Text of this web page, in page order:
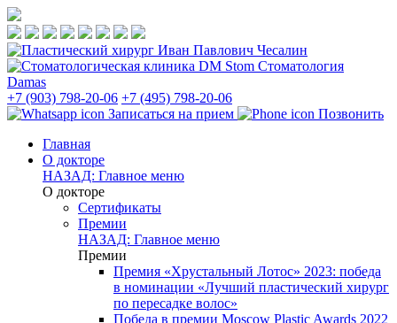
Стоматология
Damas
+7 (903) 798-20-06 +7 (495) 798-20-06
Записаться на прием
Позвонить
Главная
О докторе
НАЗАД: Главное меню
О докторе
Сертификаты
Премии
НАЗАД: Главное меню
Премии
Премия «Хрустальный Лотос» 2023: победа
в номинации «Лучший пластический хирург
по пересадке волос»
Победа в премии Moscow Plastic Awards 2022